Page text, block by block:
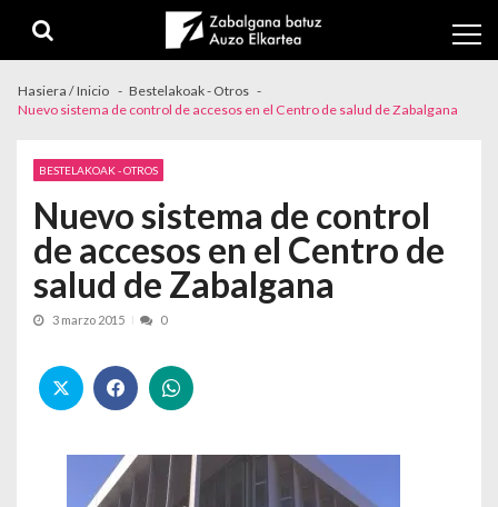
Hasiera / Inicio
Bestelakoak - Otros
Nuevo sistema de control de accesos en el Centro de salud de Zabalgana
BESTELAKOAK - OTROS
Nuevo sistema de control
de accesos en el Centro de
salud de Zabalgana
3 marzo 2015 0